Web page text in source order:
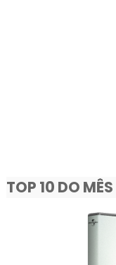
TOP 10 DO MÊS